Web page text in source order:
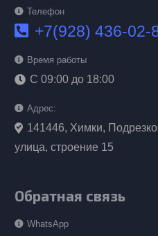
Телефон
+7(928) 436-02-
Время работы
С 09:00 до 18:00
Адрес:
141446, Химки,
улица, строение 15
Обратная связь
WhatsApp